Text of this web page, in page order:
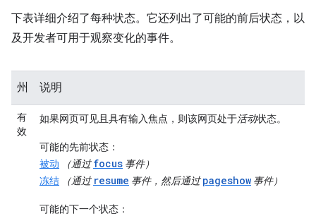
下表详细介绍了每种状态。它还列出了可能的前后状态，以
及开发者可用于观察变化的事件。
州 说明
有
效
如果网页可见且具有输入焦点，则该网页处于活动状态。
可能的先前状态 ：
被动
（通过focus 事件）
冻结
（通过 resume 事件，然后通过pageshow 事件）
可能的下一个状态 ：